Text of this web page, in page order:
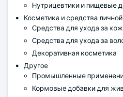
Нутрицевтики и пищевые
Косметика и средства
Средства для ухода за
Средства для ухода за
Декоративная косметика
Другое
Промышленные
Кормовые добавки для